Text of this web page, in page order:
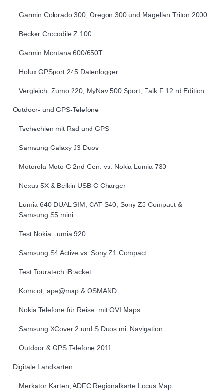
Garmin Colorado 300, Oregon 300 und Magellan Triton 2000
Becker Crocodile Z 100
Garmin Montana 600/650T
Holux GPSport 245 Datenlogger
Vergleich: Zumo 220, MyNav 500 Sport, Falk F 12 rd Edition
Outdoor- und GPS-Telefone
Tschechien mit Rad und GPS
Samsung Galaxy J3 Duos
Motorola Moto G 2nd Gen. vs. Nokia Lumia 730
Nexus 5X & Belkin USB-C Charger
Lumia 640 DUAL SIM, CAT S40, Sony Z3 Compact &
Samsung S5 mini
Test Nokia Lumia 920
Samsung S4 Active vs. Sony Z1 Compact
Test Touratech iBracket
Komoot, ape@map & OSMAND
Nokia Telefone für Reise: mit OVI Maps
Samsung XCover 2 und S Duos mit Navigation
Outdoor & GPS Telefone 2011
Digitale Landkarten
Merkator Karten, ADFC Regionalkarte Locus Map